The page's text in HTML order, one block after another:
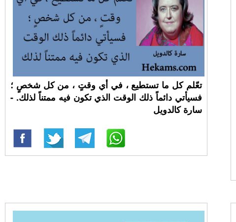
تعّلم كل ما تستطيع ، في أي وقتٍ ، من كل شخصٍ ؛
فسيأتي دائماً ذلك الوقت الذي تكون فيه ممتناً لذلك. -
سارة كالدويل